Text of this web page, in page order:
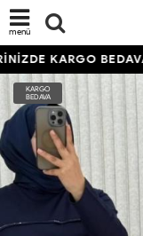
menü
KARGO
KARGO
BEDAVA